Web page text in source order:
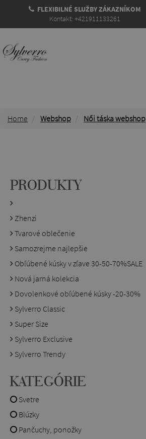
FLEXIBILNÉ SLUŽBY ZÁKAZNÍKOM
Kontakt: +421911133261
Home Webshop Női táska webshop
PRODUKTY
Zhenzi
Tvarové oblečenie
Samozrejme najlepšie
Obľúbené kúsky v zľave 30-50-70%SALE
Nová jarná kolekcia
Dovolenkové obľúbené kúsky -20-30%
Sylverro Classic
Super Size
Sylverro Exclusive
Sylverro Trendy
KATEGÓRIE
Svetre
Blúzky
Pančuchy, ponožky